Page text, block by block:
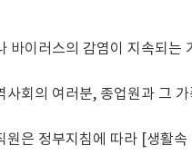
바이러스의 감염이 지속되는
사회의 여러분, 종업원과 그
원은 정부지침에 따라 [생활